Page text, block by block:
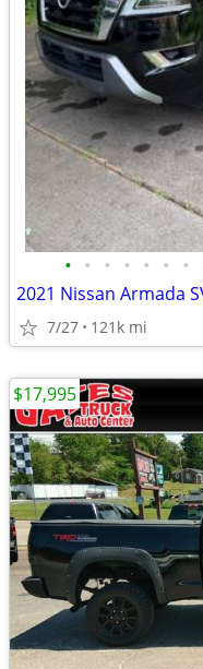
• • • • • • •
2021 Nissan Armada
7/27 121k mi
$17,995